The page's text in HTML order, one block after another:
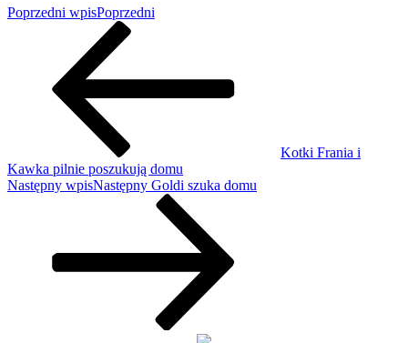
Poprzedni wpisPoprzedni
Kotki Frania i
Kawka pilnie poszukują domu
Następny wpisNastępny Goldi szuka domu